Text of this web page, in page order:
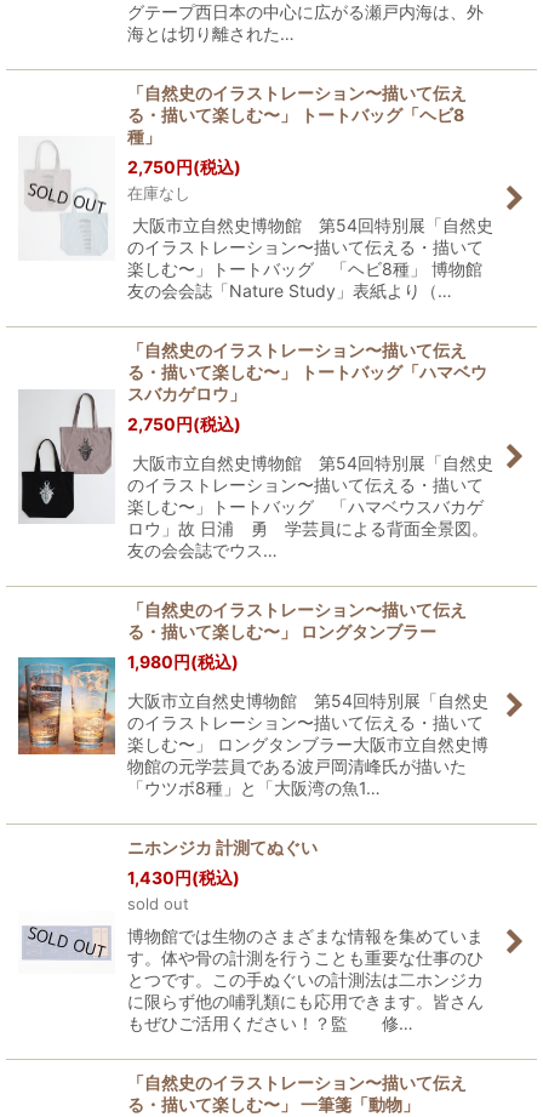
グテープ西日本の中心に広がる瀬戸内海は、外
海とは切り離された…
「自然史のイラストレーション〜描いて伝え
る・描いて楽しむ〜」 トートバッグ「ヘビ8
種」
2,750円(税込)
在庫なし
大阪市立自然史博物館 第54回特別展「自然史
のイラストレーション〜描いて伝える・描いて
楽しむ〜」トートバッグ 「ヘビ8種」 博物館
友の会会誌「Nature Study」表紙より（…
「自然史のイラストレーション〜描いて伝え
る・描いて楽しむ〜」 トートバッグ「ハマベウ
スバカゲロウ」
2,750円(税込)
大阪市立自然史博物館 第54回特別展「自然史
のイラストレーション〜描いて伝える・描いて
楽しむ〜」トートバッグ 「ハマベウスバカゲ
ロウ」故 日浦 勇 学芸員による背面全景図。
友の会会誌でウス…
「自然史のイラストレーション〜描いて伝え
る・描いて楽しむ〜」 ロングタンブラー
1,980円(税込)
大阪市立自然史博物館 第54回特別展「自然史
のイラストレーション〜描いて伝える・描いて
楽しむ〜」 ロングタンブラー大阪市立自然史博
物館の元学芸員である波戸岡清峰氏が描いた
「ウツボ8種」と「大阪湾の魚1…
ニホンジカ 計測てぬぐい
1,430円(税込)
sold out
博物館では生物のさまざまな情報を集めていま
す。体や骨の計測を行うことも重要な仕事のひ
とつです。この手ぬぐいの計測法は二ホンジカ
に限らず他の哺乳類にも応用できます。皆さん
もぜひご活用ください！？監 修…
「自然史のイラストレーション〜描いて伝え
る・描いて楽しむ〜」 一筆箋「動物」